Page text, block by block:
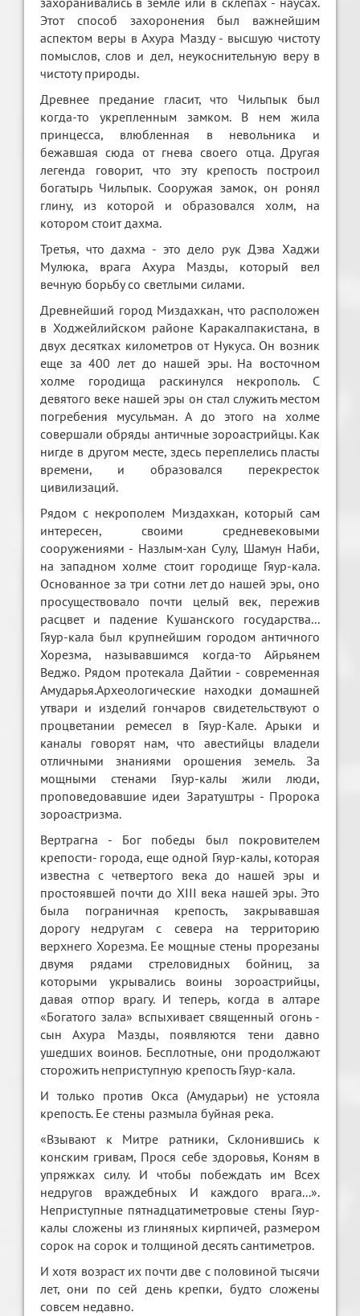
Этот способ захоронения был важнейшим
аспектом веры в Ахура Мазду - высшую чистоту
помыслов, слов и дел, неукоснительную веру в
чистоту природы.
Древнее предание гласит, что Чильпык был
когда-то укрепленным замком. В нем жила
принцесса, влюбленная в невольника и
бежавшая сюда от гнева своего отца. Другая
легенда говорит, что эту крепость построил
богатырь Чильпык. Сооружая замок, он ронял
глину, из которой и образовался холм, на
котором стоит дахма.
Третья, что дахма - это дело рук Дэва Хаджи
Мулюка, врага Ахура Мазды, который вел
вечную борьбу со светлыми силами.
Древнейший город Миздахкан, что расположен
в Ходжейлийском районе Каракалпакистана, в
двух десятках километров от Нукуса. Он возник
еще за 400 лет до нашей эры. На восточном
холме городища раскинулся некрополь. С
девятого веке нашей эры он стал служить местом
погребения мусульман. А до этого на холме
совершали обряды античные зороастрийцы. Как
нигде в другом месте, здесь переплелись пласты
времени, и образовался перекресток
цивилизаций.
Рядом с некрополем Миздахкан, который сам
интересен, своими средневековыми
сооружениями - Назлым-хан Сулу, Шамун Наби,
на западном холме стоит городище Гяур-кала.
Основанное за три сотни лет до нашей эры, оно
просуществовало почти целый век, пережив
расцвет и падение Кушанского государства...
Гяур-кала был крупнейшим городом античного
Хорезма, называвшимся когда-то Айрьянем
Веджо. Рядом протекала Дайтии - современная
Амударья.Археологические находки домашней
утвари и изделий гончаров свидетельствуют о
процветании ремесел в Гяур-Кале. Арыки и
каналы говорят нам, что авестийцы владели
отличными знаниями орошения земель. За
мощными стенами Гяур-калы жили люди,
проповедовавшие идеи Заратуштры - Пророка
зороастризма.
Вертрагна - Бог победы был покровителем
крепости- города, еще одной Гяур-калы, которая
известна с четвертого века до нашей эры и
простоявшей почти до XIII века нашей эры. Это
была пограничная крепость, закрывавшая
дорогу недругам с севера на территорию
верхнего Хорезма. Ее мощные стены прорезаны
двумя рядами стреловидных бойниц, за
которыми укрывались воины зороастрийцы,
давая отпор врагу. И теперь, когда в алтаре
«Богатого зала» вспыхивает священный огонь -
сын Ахура Мазды, появляются тени давно
ушедших воинов. Бесплотные, они продолжают
сторожить неприступную крепость Гяур-кала.
И только против Окса (Амударьи) не устояла
крепость. Ее стены размыла буйная река.
«Взывают к Митре ратники, Склонившись к
конским гривам, Прося себе здоровья, Коням в
упряжках силу. И чтобы побеждать им Всех
недругов враждебных И каждого врага...».
Неприступные пятнадцатиметровые стены Гяур-
калы сложены из глиняных кирпичей, размером
сорок на сорок и толщиной десять сантиметров.
И хотя возраст их почти две с половиной тысячи
лет, они по сей день крепки, будто сложены
совсем недавно.